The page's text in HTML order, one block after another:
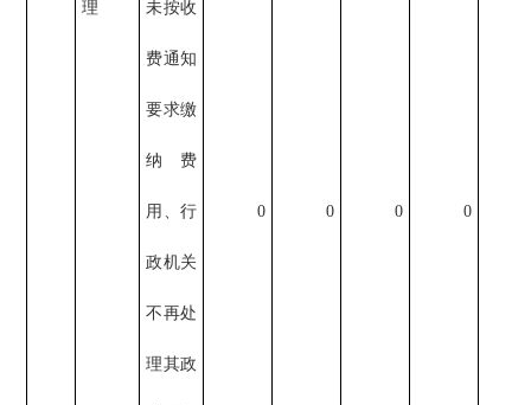
理 未按收
费通知
要求缴
纳费
用、行
政机关
不再处
理其政
0 0 0 0